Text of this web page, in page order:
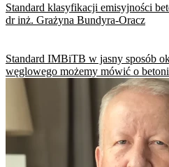
Standard klasyfikacji emisyjności
dr inż. Grażyna Bundyra-Oracz
Standard IMBiTB w jasny sposób
węglowego możemy mówić o